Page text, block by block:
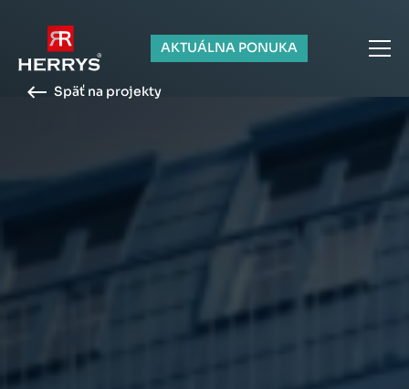
AKTUÁLNA PONUKA
Späť na projekty